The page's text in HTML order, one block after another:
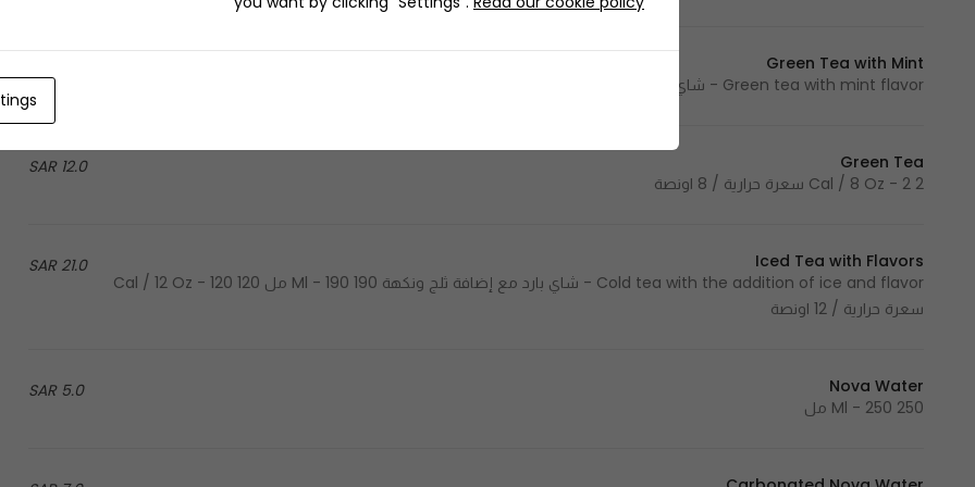
Green Tea with Mint
Green tea with mint flavor - شاي أخضر بنكهة النعناع 2 Cal / 8 Oz - 2 سعرة حرارية / 8 اونصة
12.0 SAR
Green Tea
2 Cal / 8 Oz - 2 سعرة حرارية / 8 اونصة
21.0 SAR
Iced Tea with Flavors
Cold tea with the addition of ice and flavor - شاي بارد مع إضافة ثلج ونكهة 190 Ml - 190 مل 120 Cal / 12 Oz - 120
سعرة حرارية / 12 اونصة
5.0 SAR
Nova Water
250 Ml - 250 مل